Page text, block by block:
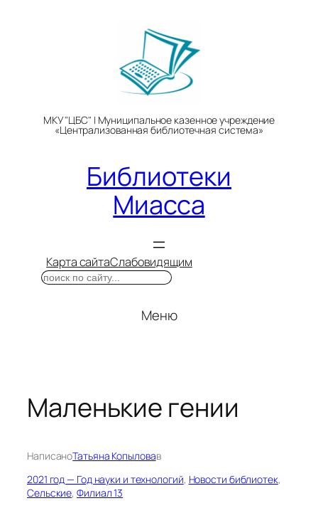
МКУ "ЦБС" | Муниципальное казенное учреждение
«Централизованная библиотечная система»
Библиотеки
Миасса
Карта сайтаСлабовидящим
Поиск
Меню
Маленькие гении
НаписаноТатьяна Копыловав
2021 год — Год науки и технологий, Новости библиотек
Сельские, Филиал 13